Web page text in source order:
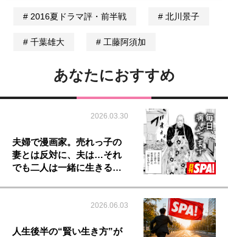
2016夏ドラマ評・前半戦 北川景子
千葉雄大 工藤阿須加
あなたにおすすめ
2026.03.30
夫婦で漫画家。売れっ子の
妻とは反対に、夫は…それ
でも二人は一緒に生きる…
2026.06.03
人生後半の“賢い生き方”が